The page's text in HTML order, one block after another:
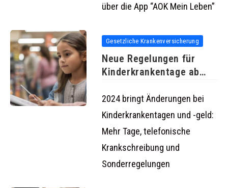
über die App “AOK Mein Leben”
Gesetzliche Krankenversicherung
Neue Regelungen für
Kinderkrankentage ab
2024 bringt Änderungen bei
Kinderkrankentagen und -geld:
Mehr Tage, telefonische
Krankschreibung und
Sonderregelungen